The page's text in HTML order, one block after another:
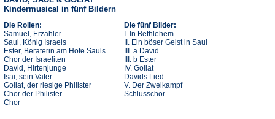
Kindermusical in fünf Bildern
Die Rollen:
Samuel, Erzähler
Saul, König Israels
Ester, Beraterin am Hofe Sauls
Chor der Israeliten
David, Hirtenjunge
Isai, sein Vater
Goliat, der riesige Philister
Chor der Philister
Chor
Die fünf Bilder:
I. In Bethlehem
II. Ein böser Geist in Saul
III. a David
III. b Ester
IV. Goliat
Davids Lied
V. Der Zweikampf
Schlusschor